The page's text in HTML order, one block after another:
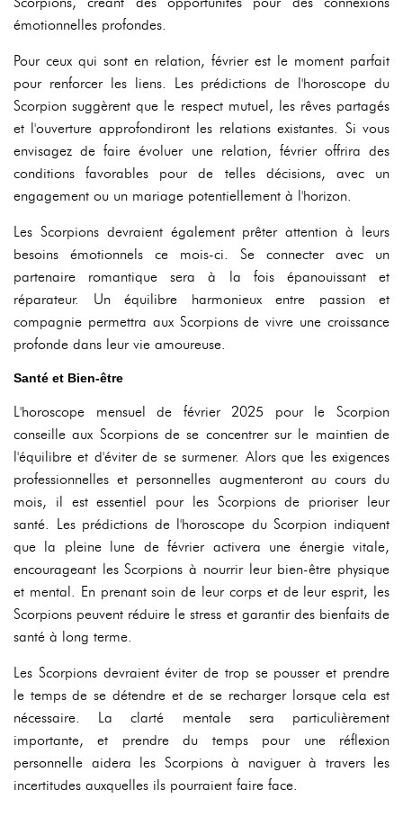
émotionnelles profondes.
Pour ceux qui sont en relation, février est le moment parfait
pour renforcer les liens. Les prédictions de l'horoscope du
Scorpion suggèrent que le respect mutuel, les rêves partagés
et l'ouverture approfondiront les relations existantes. Si vous
envisagez de faire évoluer une relation, février offrira des
conditions favorables pour de telles décisions, avec un
engagement ou un mariage potentiellement à l'horizon.
Les Scorpions devraient également prêter attention à leurs
besoins émotionnels ce mois-ci. Se connecter avec un
partenaire romantique sera à la fois épanouissant et
réparateur. Un équilibre harmonieux entre passion et
compagnie permettra aux Scorpions de vivre une croissance
profonde dans leur vie amoureuse.
Santé et Bien-être
L'horoscope mensuel de février 2025 pour le Scorpion
conseille aux Scorpions de se concentrer sur le maintien de
l'équilibre et d'éviter de se surmener. Alors que les exigences
professionnelles et personnelles augmenteront au cours du
mois, il est essentiel pour les Scorpions de prioriser leur
santé. Les prédictions de l'horoscope du Scorpion indiquent
que la pleine lune de février activera une énergie vitale,
encourageant les Scorpions à nourrir leur bien-être physique
et mental. En prenant soin de leur corps et de leur esprit, les
Scorpions peuvent réduire le stress et garantir des bienfaits de
santé à long terme.
Les Scorpions devraient éviter de trop se pousser et prendre
le temps de se détendre et de se recharger lorsque cela est
nécessaire. La clarté mentale sera particulièrement
importante, et prendre du temps pour une réflexion
personnelle aidera les Scorpions à naviguer à travers les
incertitudes auxquelles ils pourraient faire face.